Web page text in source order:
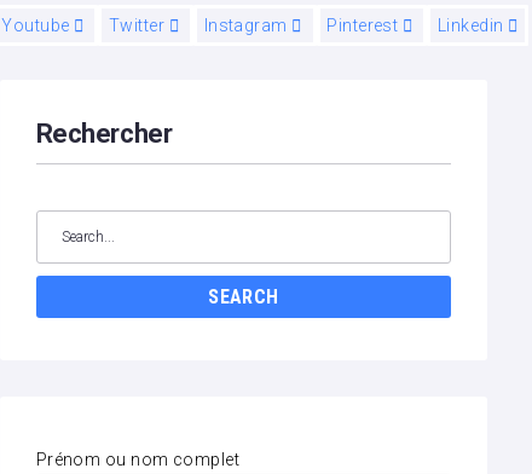
Youtube Twitter Instagram Pinterest Linkedin
Rechercher
SEARCH
Prénom ou nom complet